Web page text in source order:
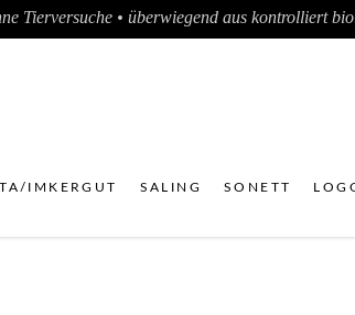
Tierversuche • überwiegend aus kontrolliert
IMKERGUT SALING SONETT